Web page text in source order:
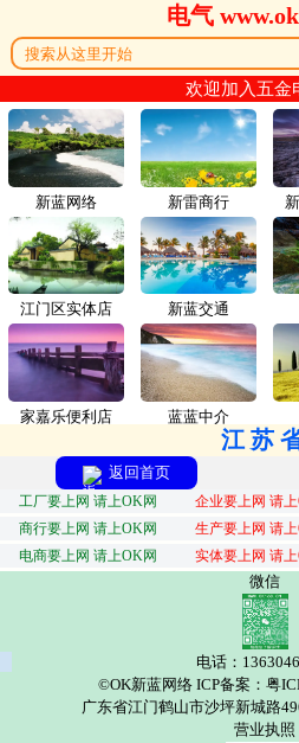
电气
欢迎加入五金
新蓝网络 新雷商行
江门区实体店 新蓝交通
家嘉乐便利店 蓝蓝中介
江苏
返回首页
工厂要上网 请上OK网 企业要上网 请
商行要上网 请上OK网
生产要上网 请
电商要上网 请上OK网
实体要上网 请
微信
电话：
©OK新蓝网络 ICP备案：粤
广东省江门鹤山市沙坪新城路
营业执照